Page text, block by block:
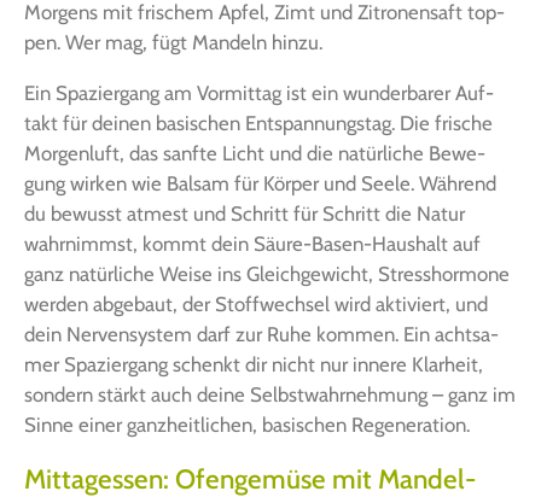
Mor­gens mit fri­schem Apfel, Zimt und Zitro­nen­saft top­
pen. Wer mag, fügt Man­deln hinzu.
Ein Spa­zier­gang am Vor­mit­tag ist ein wun­der­ba­rer Auf­
takt für dei­nen basi­schen Ent­span­nungs­tag. Die fri­sche
Mor­gen­luft, das sanf­te Licht und die natür­li­che Bewe­
gung wir­ken wie Bal­sam für Kör­per und See­le. Wäh­rend
du bewusst atmest und Schritt für Schritt die Natur
wahr­nimmst, kommt dein Säu­re-Basen-Haus­halt auf
ganz natür­li­che Wei­se ins Gleich­ge­wicht, Stress­hor­mo­ne
wer­den abge­baut, der Stoff­wech­sel wird akti­viert, und
dein Ner­ven­sys­tem darf zur Ruhe kom­men. Ein acht­sa­
mer Spa­zier­gang schenkt dir nicht nur inne­re Klar­heit,
son­dern stärkt auch dei­ne Selbst­wahr­neh­mung – ganz im
Sin­ne einer ganz­heit­li­chen, basi­schen Regeneration.
Mittagessen: Ofengemüse mit Mandel-